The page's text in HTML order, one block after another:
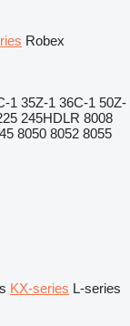
Robex
1 35Z-1 36C-1 50Z-
245HDLR 8008
8050 8052 8055
KX-series L-series